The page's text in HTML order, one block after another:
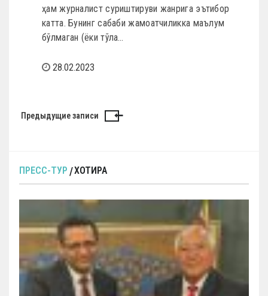
ҳам журналист суриштируви жанрига эътибор
катта. Бунинг сабаби жамоатчиликка маълум
бўлмаган (ёки тўла…
28.02.2023
Н
и
г
а
ц
и
я
п
о
Предыдущие записи
ПРЕСС-ТУР ХОТИРА